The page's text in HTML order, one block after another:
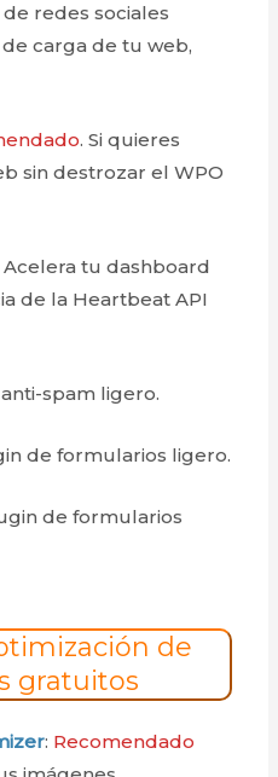
redes sociales
carga de tu web,
. Si quieres
sin destrozar el WPO
Acelera tu dashboard
de la Heartbeat API
spam ligero.
de formularios ligero.
de formularios
de
gratuitos
: Recomendado